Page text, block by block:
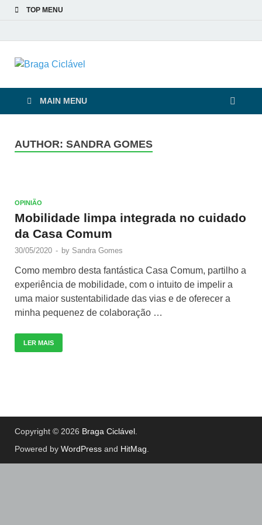
TOP MENU
Braga Ciclável
MAIN MENU
AUTHOR: SANDRA GOMES
OPINIÃO
Mobilidade limpa integrada no cuidado
da Casa Comum
30/05/2020 - by Sandra Gomes
Como membro desta fantástica Casa Comum, partilho a
experiência de mobilidade, com o intuito de impelir a
uma maior sustentabilidade das vias e de oferecer a
minha pequenez de colaboração …
LER MAIS
Copyright © 2026 Braga Ciclável
Powered by WordPress and HitMag